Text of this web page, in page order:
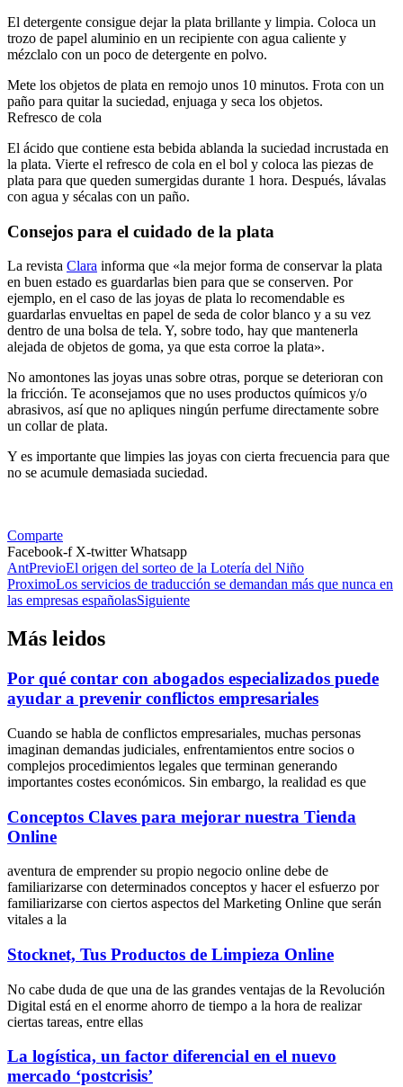
El detergente consigue dejar la plata brillante y limpia. Coloca un
trozo de papel aluminio en un recipiente con agua caliente y
mézclalo con un poco de detergente en polvo.
Mete los objetos de plata en remojo unos 10 minutos. Frota con un
paño para quitar la suciedad, enjuaga y seca los objetos.
Refresco de cola
El ácido que contiene esta bebida ablanda la suciedad incrustada en
la plata. Vierte el refresco de cola en el bol y coloca las piezas de
plata para que queden sumergidas durante 1 hora. Después, lávalas
con agua y sécalas con un paño.
Consejos para el cuidado de la plata
La revista Clara informa que «la mejor forma de conservar la plata
en buen estado es guardarlas bien para que se conserven. Por
ejemplo, en el caso de las joyas de plata lo recomendable es
guardarlas envueltas en papel de seda de color blanco y a su vez
dentro de una bolsa de tela. Y, sobre todo, hay que mantenerla
alejada de objetos de goma, ya que esta corroe la plata».
No amontones las joyas unas sobre otras, porque se deterioran con
la fricción. Te aconsejamos que no uses productos químicos y/o
abrasivos, así que no apliques ningún perfume directamente sobre
un collar de plata.
Y es importante que limpies las joyas con cierta frecuencia para que
no se acumule demasiada suciedad.
Comparte
Facebook-f X-twitter Whatsapp
AntPrevioEl origen del sorteo de la Lotería del Niño
ProximoLos servicios de traducción se demandan más que nunca en
las empresas españolasSiguiente
Más leidos
Por qué contar con abogados especializados puede
ayudar a prevenir conflictos empresariales
Cuando se habla de conflictos empresariales, muchas personas
imaginan demandas judiciales, enfrentamientos entre socios o
complejos procedimientos legales que terminan generando
importantes costes económicos. Sin embargo, la realidad es que
Conceptos Claves para mejorar nuestra Tienda
Online
aventura de emprender su propio negocio online debe de
familiarizarse con determinados conceptos y hacer el esfuerzo por
familiarizarse con ciertos aspectos del Marketing Online que serán
vitales a la
Stocknet, Tus Productos de Limpieza Online
No cabe duda de que una de las grandes ventajas de la Revolución
Digital está en el enorme ahorro de tiempo a la hora de realizar
ciertas tareas, entre ellas
La logística, un factor diferencial en el nuevo
mercado ‘postcrisis’